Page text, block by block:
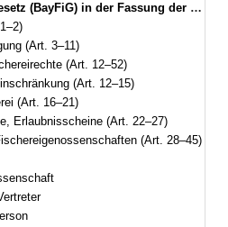
vom 10. Oktober 2008 (GVBl. S.840, 2009 S. 6) BayRS 793-1-L (Art. 1–69)
(Art. 3–11)
(Art. 12–52)
(Art. 12–15)
(Art. 16–21)
Erlaubnisscheine (Art. 22–27)
(Art. 28–45)